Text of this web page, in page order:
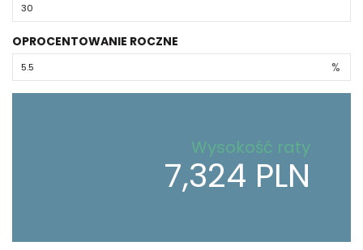
OPROCENTOWANIE ROCZNE
%
Wysokość raty
7,324 PLN